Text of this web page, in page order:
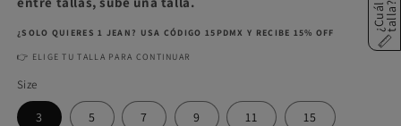
¿SOLO QUIERES 1 JEAN? USA CÓDIGO 15PDMX Y RECIBE 15% OFF
👉 ELIGE TU TALLA PARA CONTINUAR
Size
3 5 7 9 11 15
l
?